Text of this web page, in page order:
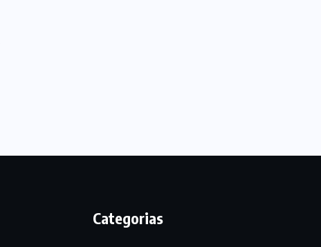
Categorias